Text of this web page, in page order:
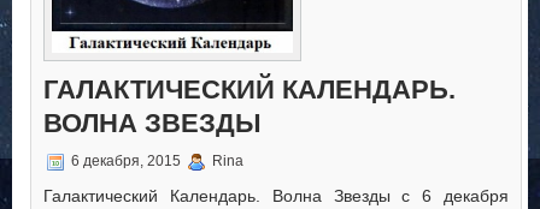
ГАЛАКТИЧЕСКИЙ КАЛЕНДАРЬ.
ВОЛНА ЗВЕЗДЫ
6 декабря, 2015 Rina
Галактический Календарь. Волна Звезды с 6 декабря